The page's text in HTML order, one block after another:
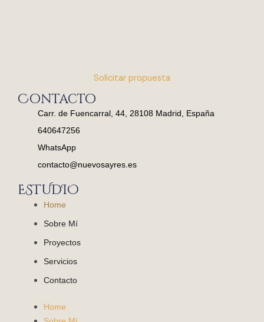
Solicitar propuesta
Contacto
Carr. de Fuencarral, 44, 28108 Madrid, España
640647256
WhatsApp
contacto@nuevosayres.es
ESTUDIO
Home
Sobre Mí
Proyectos
Servicios
Contacto
Home